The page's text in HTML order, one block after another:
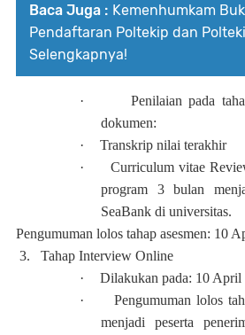
Baca Juga : Kemenhumkam
Pendaftaran Poltekip dan
Selengkapnya!
·
Penilaian pada
dokumen:
·
Transkrip nilai terakhir
·
Curriculum vitae
program 3 bulan
SeaBank di universitas.
Pengumuman lolos tahap asesmen: 10
3.
Tahap Interview Online
·
Dilakukan pada: 10
·
Pengumuman lolos
menjadi peserta